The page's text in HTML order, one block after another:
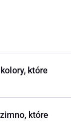
które
które